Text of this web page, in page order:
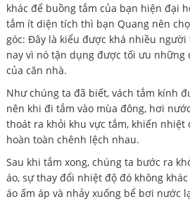
khác để buồng tắm của bạn hiện đại
tắm ít diện tích thì bạn Quang nên
góc: Đây là kiểu được khá nhiều
nay vì nó tận dụng được tối ưu những
của căn nhà.
Như chúng ta đã biết, vách tắm kính
nên khi đi tắm vào mùa đông, hơi
thoát ra khỏi khu vực tắm, khiến nhiệt
hoàn toàn chênh lệch nhau.
Sau khi tắm xong, chúng ta bước ra
áo, sự thay đổi nhiệt độ đó không
áo ấm áp và nhảy xuống bể bơi nước